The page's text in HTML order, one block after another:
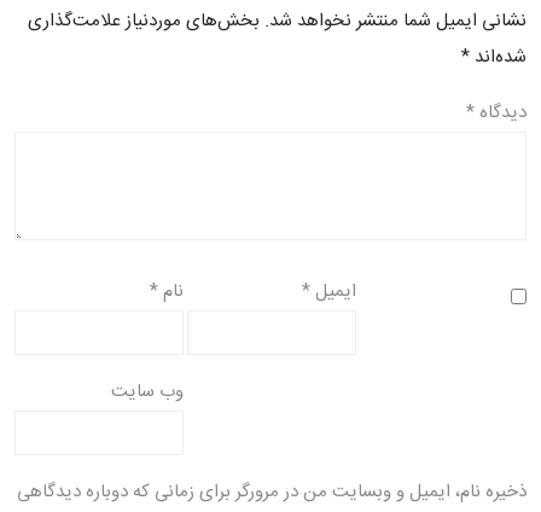
نشانی ایمیل شما منتشر نخواهد شد. بخش‌های موردنیاز علامت‌گذاری
شده‌اند *
دیدگاه *
نام* ایمیل*
وب‌ سایت
ذخیره نام، ایمیل و وبسایت من در مرورگر برای زمانی که دوباره دیدگاهی